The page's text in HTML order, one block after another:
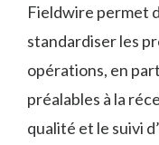
Fieldwire permet
standardiser les
opérations, en
préalables à la
qualité et le suivi